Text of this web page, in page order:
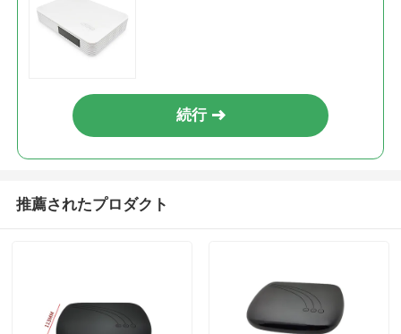
続行
推薦されたプロダクト